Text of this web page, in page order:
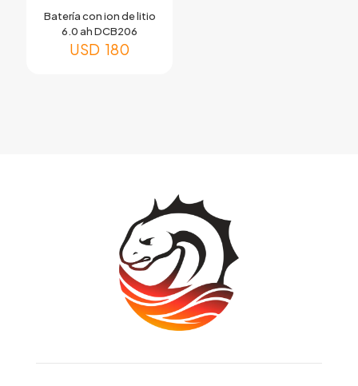
Batería con ion de litio
6.0 ah DCB206
USD 180